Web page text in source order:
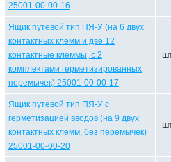
25001-00-00-16
Ящик путевой тип ПЯ-У (на 6 двух
контактных клемм и две 12
контактные клеммы, с 2
комплектами герметизированных
перемычек) 25001-00-00-17
Ящик путевой тип ПЯ-У с
герметизацией вводов (на 9 двух
контактных клемм, без перемычек)
25001-00-00-20